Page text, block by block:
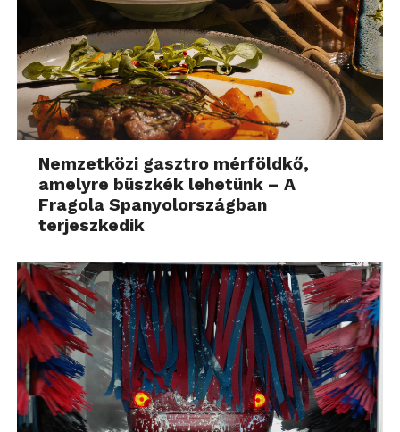
Nemzetközi gasztro mérföldkő,
amelyre büszkék lehetünk – A
Fragola Spanyolországban
terjeszkedik